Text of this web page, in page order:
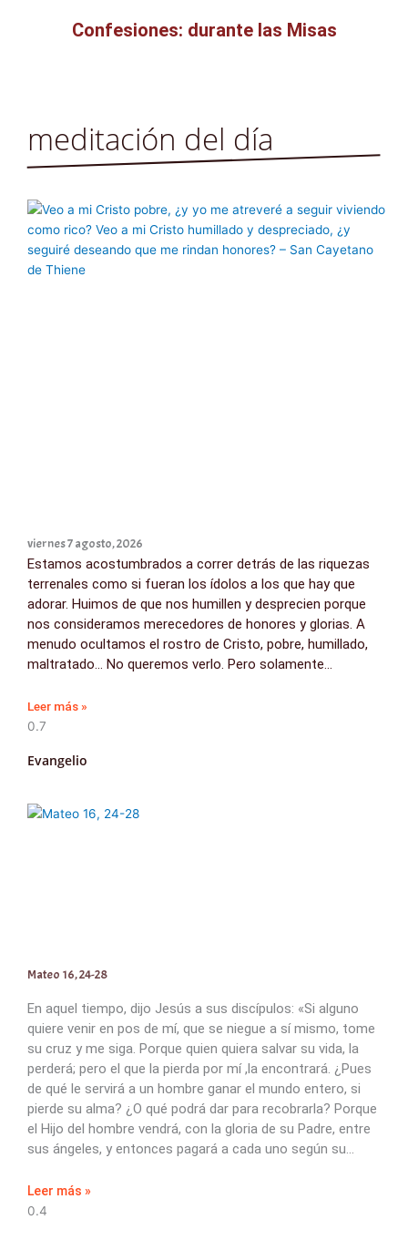
Confesiones: durante las Misas
meditación del día
viernes 7 agosto, 2026
Estamos acostumbrados a correr detrás de las riquezas
terrenales como si fueran los ídolos a los que hay que
adorar. Huimos de que nos humillen y desprecien porque
nos consideramos merecedores de honores y glorias. A
menudo ocultamos el rostro de Cristo, pobre, humillado,
maltratado… No queremos verlo. Pero solamente
Leer más »
Evangelio
Mateo 16, 24-28
En aquel tiempo, dijo Jesús a sus discípulos: «Si alguno
quiere venir en pos de mí, que se niegue a sí mismo, tome
su cruz y me siga. Porque quien quiera salvar su vida, la
perderá; pero el que la pierda por mí ,la encontrará. ¿Pues
de qué le servirá a un hombre ganar el mundo entero, si
pierde su alma? ¿O qué podrá dar para recobrarla? Porque
el Hijo del hombre vendrá, con la gloria de su Padre, entre
sus ángeles, y entonces pagará a cada uno según su
Leer más »